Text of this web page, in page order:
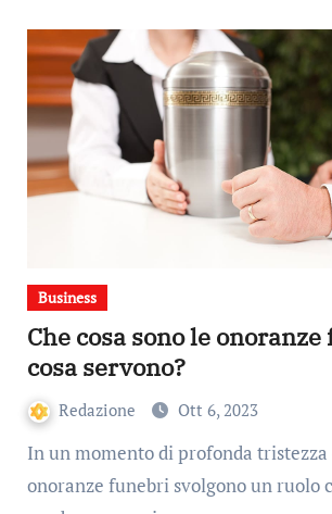
Business
Che cosa sono le
cosa servono?
Redazione Ott 6, 2023
In un momento di profonda tristezza e riflessione, le
onoranze funebri svolgono un ruolo